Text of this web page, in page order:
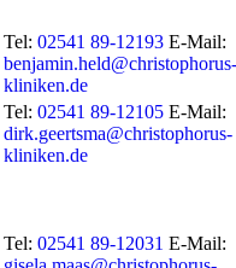
Tel: 02541 89-12193 E-Mail:
benjamin.held@christophorus-
kliniken.de
Tel: 02541 89-12105 E-Mail:
dirk.geertsma@christophorus-
kliniken.de
Tel: 02541 89-12031 E-Mail: